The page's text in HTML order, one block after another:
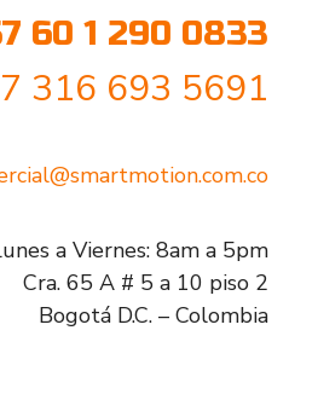
60 1 290 0833
316 693 5691
a Viernes: 8am a 5pm
Cra. 65 A # 5 a 10 piso 2
Bogotá D.C. – Colombia